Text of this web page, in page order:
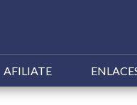
al
contenido
AFILIATE